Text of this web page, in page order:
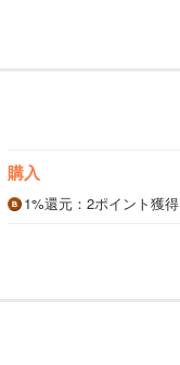
購入
1%還元 ：2ポイント獲得